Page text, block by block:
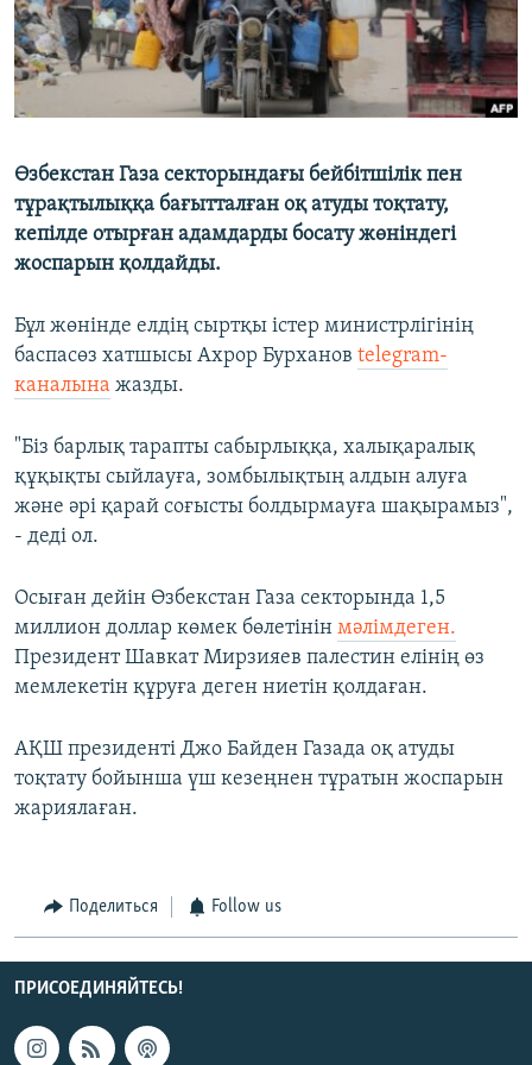
Өзбекстан Газа секторындағы бейбітшілік пен
тұрақтылыққа бағытталған оқ атуды тоқтату,
кепілде отырған адамдарды босату жөніндегі
жоспарын қолдайды.
Бұл жөнінде елдің сыртқы істер министрлігінің
баспасөз хатшысы Ахрор Бурханов telegram-
каналына жазды.
"Біз барлық тарапты сабырлыққа, халықаралық
құқықты сыйлауға, зомбылықтың алдын алуға
және әрі қарай соғысты болдырмауға шақырамыз",
- деді ол.
Осыған дейін Өзбекстан Газа секторында 1,5
миллион доллар көмек бөлетінін мәлімдеген.
Президент Шавкат Мирзияев палестин елінің өз
мемлекетін құруға деген ниетін қолдаған.
АҚШ президенті Джо Байден Газада оқ атуды
тоқтату бойынша үш кезеңнен тұратын жоспарын
жариялаған.
Поделиться Follow us
ПРИСОЕДИНЯЙТЕСЬ!